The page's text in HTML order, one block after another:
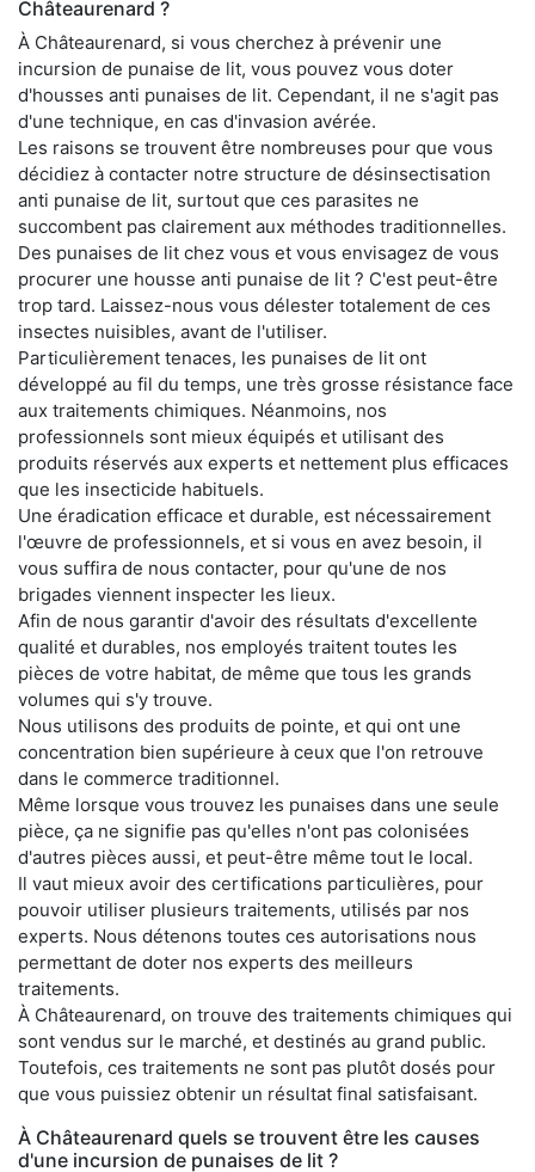
Châteaurenard ?
À Châteaurenard, si vous cherchez à prévenir une
incursion de punaise de lit, vous pouvez vous doter
d'housses anti punaises de lit. Cependant, il ne s'agit pas
d'une technique, en cas d'invasion avérée.
Les raisons se trouvent être nombreuses pour que vous
décidiez à contacter notre structure de désinsectisation
anti punaise de lit, surtout que ces parasites ne
succombent pas clairement aux méthodes traditionnelles.
Des punaises de lit chez vous et vous envisagez de vous
procurer une housse anti punaise de lit ? C'est peut-être
trop tard. Laissez-nous vous délester totalement de ces
insectes nuisibles, avant de l'utiliser.
Particulièrement tenaces, les punaises de lit ont
développé au fil du temps, une très grosse résistance face
aux traitements chimiques. Néanmoins, nos
professionnels sont mieux équipés et utilisant des
produits réservés aux experts et nettement plus efficaces
que les insecticide habituels.
Une éradication efficace et durable, est nécessairement
l'œuvre de professionnels, et si vous en avez besoin, il
vous suffira de nous contacter, pour qu'une de nos
brigades viennent inspecter les lieux.
Afin de nous garantir d'avoir des résultats d'excellente
qualité et durables, nos employés traitent toutes les
pièces de votre habitat, de même que tous les grands
volumes qui s'y trouve.
Nous utilisons des produits de pointe, et qui ont une
concentration bien supérieure à ceux que l'on retrouve
dans le commerce traditionnel.
Même lorsque vous trouvez les punaises dans une seule
pièce, ça ne signifie pas qu'elles n'ont pas colonisées
d'autres pièces aussi, et peut-être même tout le local.
Il vaut mieux avoir des certifications particulières, pour
pouvoir utiliser plusieurs traitements, utilisés par nos
experts. Nous détenons toutes ces autorisations nous
permettant de doter nos experts des meilleurs
traitements.
À Châteaurenard, on trouve des traitements chimiques qui
sont vendus sur le marché, et destinés au grand public.
Toutefois, ces traitements ne sont pas plutôt dosés pour
que vous puissiez obtenir un résultat final satisfaisant.
À Châteaurenard quels se trouvent être les causes
d'une incursion de punaises de lit ?